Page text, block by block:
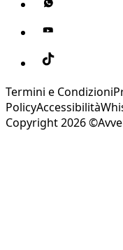
Termini e Condizioni
PolicyAccessibilità
Copyright 2026